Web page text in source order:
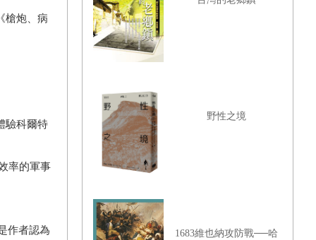
槍炮、病
驗科爾特
率的軍事
作者認為
野性之境
1683維也納攻防戰──哈